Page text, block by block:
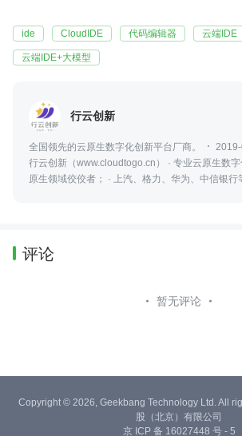
ide CloudIDE 代码编辑器 云端IDE
云端IDE+大模型
行云创新
全国领先的云原生数字化创新平台厂商。
行云创新（www.cloudtogo.cn） · 专业云原生数
原生领域佼佼者； · 上汽、格力、华为、中信银行
评论
暂无评论
Copyright © 2026, Geekbang Technology Ltd. All
股（北京）有限公司
京 ICP 备 16027448 号 - 5